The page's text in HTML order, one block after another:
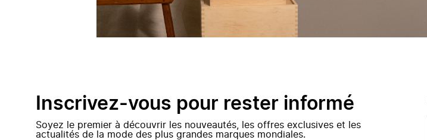
Inscrivez-vous pour rester informé
Soyez le premier à découvrir les nouveautés, les offres exclusives et les
actualités de la mode des plus grandes marques mondiales.